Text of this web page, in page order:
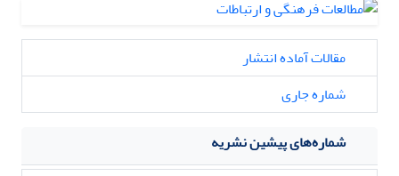
مقالات آماده انتشار
شماره جاری
شماره‌های پیشین نشریه